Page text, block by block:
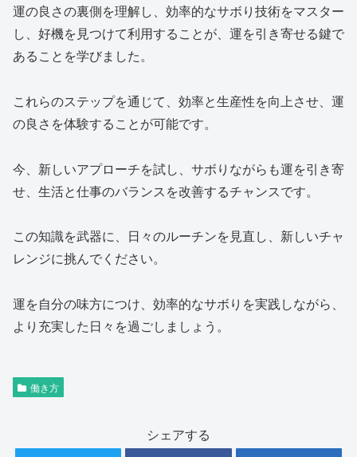
運の良さの裏側を理解し、効率的なサボり技術をマスター
し、好機を見つけて利用することが、運を引き寄せる鍵で
あることを学びました。
これらのステップを通じて、効率と生産性を向上させ、運
の良さを体験することが可能です。
今、新しいアプローチを試し、サボりながらも運を引き寄
せ、生活と仕事のバランスを改善するチャンスです。
この知識を武器に、日々のルーチンを見直し、新しいチャ
レンジに挑んでください。
運を自分の味方につけ、効率的なサボりを実践しながら、
より充実した日々を過ごしましょう。
働き方
シェアする